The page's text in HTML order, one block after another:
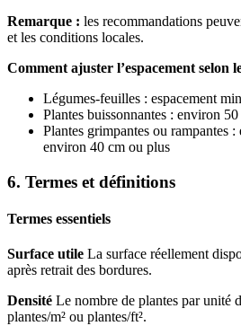
Remarque : les recommandations
et les conditions locales.
Comment ajuster l’espacement selon
Légumes-feuilles : espacement
Plantes buissonnantes : environ
Plantes grimpantes ou rampantes :
environ 40 cm ou plus
6. Termes et définitions
Termes essentiels
Surface utile La surface réellement
après retrait des bordures.
Densité Le nombre de plantes par unité
plantes/m² ou plantes/ft².